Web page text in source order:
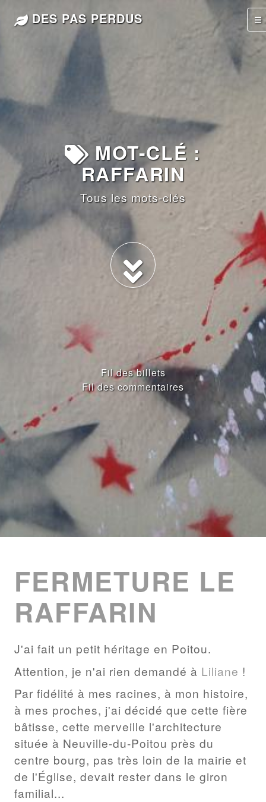
DES PAS PERDUS
MOT-CLÉ :
RAFFARIN
Tous les mots-clés
Fil des billets
Fil des commentaires
FERMETURE LE
RAFFARIN
J'ai fait un petit héritage en Poitou.
Attention, je n'ai rien demandé à Liliane !
Par fidélité à mes racines, à mon histoire,
à mes proches, j'ai décidé que cette fière
bâtisse, cette merveille l'architecture
située à Neuville-du-Poitou près du
centre bourg, pas très loin de la mairie et
de l'Église, devait rester dans le giron
familial...